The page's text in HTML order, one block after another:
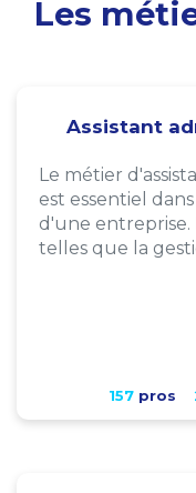
Les
Assistant
Le métier
est essentiel
d'une entreprise.
telles que la
157pros